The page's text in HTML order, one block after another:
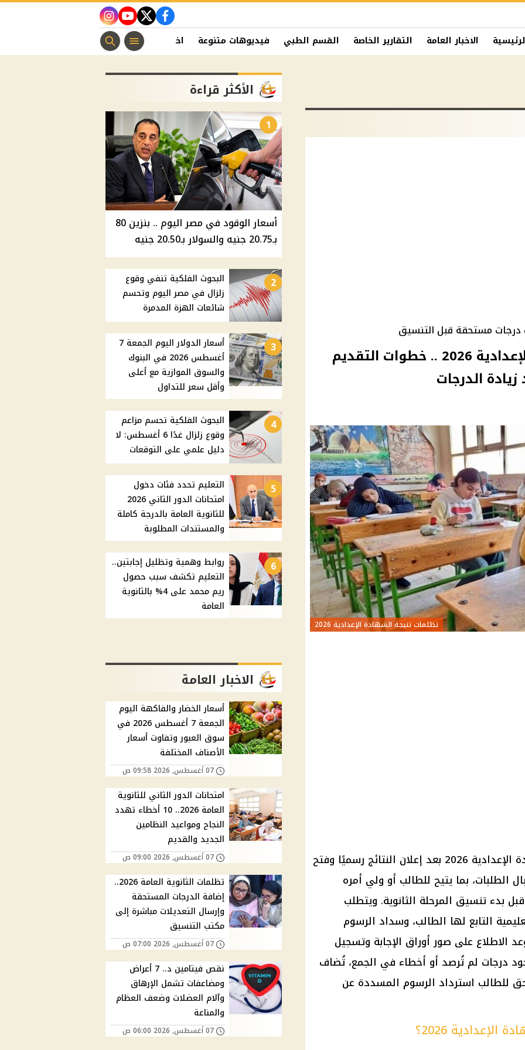
facebook
twitter
youtube
instagram
الاخبار العامة التقارير الخاصة القسم الطبي فيديوهات متنوعة اخبار الفن منوعات مسيحية
درجات مستحقة قبل التنسيق
تظلمات نتيجة الشهادة الإعدادية 2026 .. خطوات التقديم
الدرجات
تظلمات نتيجة الشهادة الإعدادية 2026
تبدأ إجراءات تظلمات نتيجة الشهادة الإعدادية 2026 بعد إعلان النتائج رسميًا وفتح
الطلبات، بما يتيح للطالب أو ولي أمره
بدء تنسيق المرحلة الثانوية. ويتطلب
التابع لها الطالب، وسداد الرسوم
الاطلاع على صور أوراق الإجابة وتسجيل
درجات لم تُرصد أو أخطاء في الجمع، تُضاف
للطالب استرداد الرسوم المسددة عن
2026؟
الأكثر قراءة
1
أسعار الوقود في مصر اليوم .. بنزين 80
بـ20.75 جنيه والسولار بـ20.50 جنيه
2
البحوث الفلكية تنفي وقوع
زلزال في مصر اليوم وتحسم
شائعات الهزة المدمرة
3
أسعار الدولار اليوم الجمعة 7
أغسطس 2026 في البنوك
والسوق الموازية مع أعلى
وأقل سعر للتداول
4
البحوث الفلكية تحسم مزاعم
وقوع زلزال غدًا 6 أغسطس: لا
دليل علمي على التوقعات
5
التعليم تحدد فئات دخول
امتحانات الدور الثاني 2026
للثانوية العامة بالدرجة كاملة
والمستندات المطلوبة
6
روابط وهمية وتظليل إجابتين..
التعليم تكشف سبب حصول
ريم محمد على 4% بالثانوية
العامة
الاخبار العامة
أسعار الخضار والفاكهة اليوم
الجمعة 7 أغسطس 2026 في
سوق العبور وتفاوت أسعار
الأصناف المختلفة
07 أغسطس, 2026 09:58 ص
امتحانات الدور الثاني للثانوية
العامة 2026.. 10 أخطاء تهدد
النجاح ومواعيد النظامين
الجديد والقديم
07 أغسطس, 2026 09:00 ص
تظلمات الثانوية العامة 2026..
إضافة الدرجات المستحقة
وإرسال التعديلات مباشرة إلى
مكتب التنسيق
07 أغسطس, 2026 07:00 ص
نقص فيتامين د.. 7 أعراض
ومضاعفات تشمل الإرهاق
وآلام العضلات وضعف العظام
والمناعة
07 أغسطس, 2026 06:00 ص